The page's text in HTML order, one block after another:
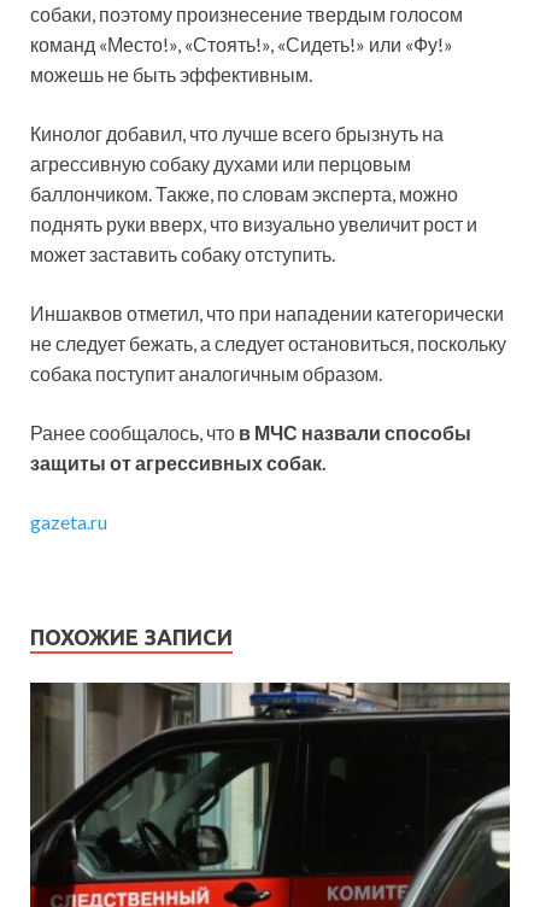
собаки, поэтому произнесение твердым голосом
команд «Место!», «Стоять!», «Сидеть!» или «Фу!»
можешь не быть эффективным.
Кинолог добавил, что лучше всего брызнуть на
агрессивную собаку духами или перцовым
баллончиком. Также, по словам эксперта, можно
поднять руки вверх, что визуально увеличит рост и
может заставить собаку отступить.
Иншаквов отметил, что при нападении категорически
не следует бежать, а следует остановиться, поскольку
собака поступит аналогичным образом.
Ранее сообщалось, что в МЧС назвали способы
защиты от агрессивных собак.
gazeta.ru
ПОХОЖИЕ ЗАПИСИ